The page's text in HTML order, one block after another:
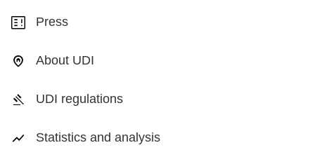
Press
About UDI
UDI regulations
Statistics and analysis